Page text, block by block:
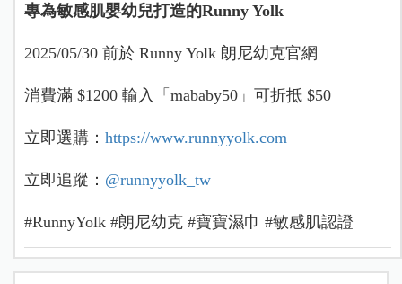
專為敏感肌嬰幼兒打造的Runny Yolk
2025/05/30 前於 Runny Yolk 朗尼幼克官網
消費滿 $1200 輸入「mababy50」可折抵 $50
立即選購： https://www.runnyyolk.com
立即追蹤： @runnyyolk_tw
#RunnyYolk #朗尼幼克 #寶寶濕巾 #敏感肌認證